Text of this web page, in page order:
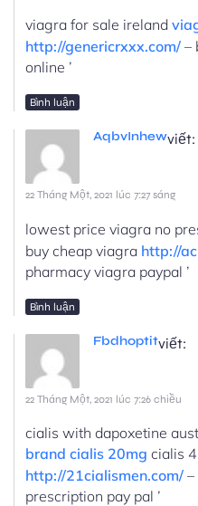
viagra for sale ireland
http://genericrxxx.com/ –
online ’
Bình luận
AqbvInhewviết:
22 Tháng Một, 2021 lúc 7:27 sáng
lowest price viagra no
buy cheap viagra http://
pharmacy viagra paypal ’
Bình luận
Fbdhoptitviết:
22 Tháng Một, 2021 lúc 7:26 chiều
cialis with dapoxetine
brand cialis 20mg cialis
http://21cialismen.com/
prescription pay pal ’